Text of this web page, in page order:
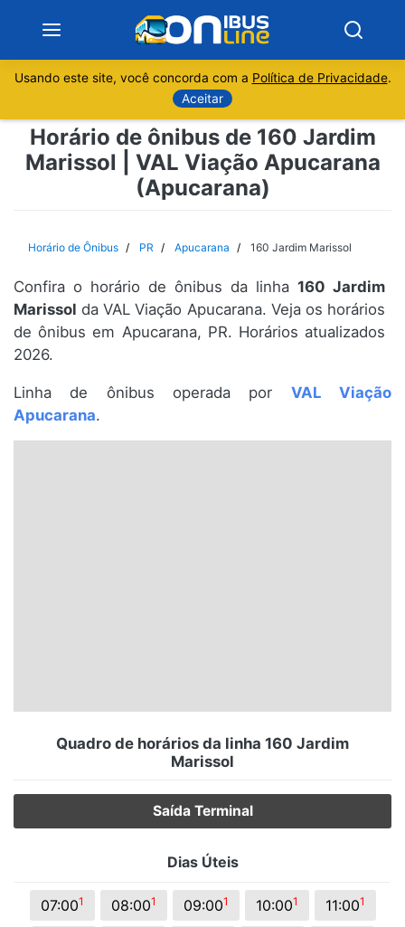
Sobre
Minas Gerais
Rio de Janeiro
Espírito Santo
Santa Catarina
Usando este site, você concorda com a Política de Privacidade.
Aceitar
Horário de ônibus de 160 Jardim
Marissol | VAL Viação Apucarana
(Apucarana)
Horário de Ônibus PR Apucarana 160 Jardim Marissol
Confira o horário de ônibus da linha 160 Jardim
Marissol da VAL Viação Apucarana. Veja os horários
de ônibus em Apucarana, PR. Horários atualizados
2026.
Linha de ônibus operada por VAL Viação
Apucarana.
Quadro de horários da linha 160 Jardim
Marissol
Saída Terminal
Dias Úteis
07:001 08:001 09:001 10:001 11:001